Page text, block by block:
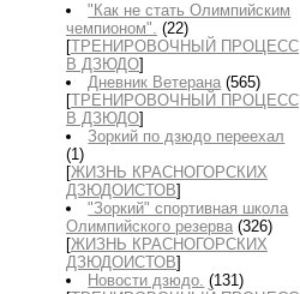
"Как не стать Олимпийским
чемпионом". (22)
[ТРЕНИРОВОЧНЫЙ ПРОЦЕСС
В ДЗЮДО]
Дневник Ветерана (565)
[ТРЕНИРОВОЧНЫЙ ПРОЦЕСС
В ДЗЮДО]
Зоркий по дзюдо переехал
(1)
[ЖИЗНЬ КРАСНОГОРСКИХ
ДЗЮДОИСТОВ]
"Зоркий" спортивная школа
Олимпийского резерва (326)
[ЖИЗНЬ КРАСНОГОРСКИХ
ДЗЮДОИСТОВ]
Новости дзюдо. (131)